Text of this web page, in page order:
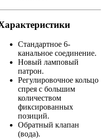
Стандартное 6-
канальное соединение.
Новый ламповый
патрон.
Регулировочное кольцо
спрея с большим
количеством
фиксированных
позиций.
Обратный клапан
(вода).